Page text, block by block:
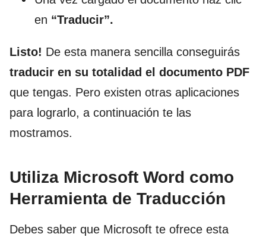
en “Traducir”.
Listo! De esta manera sencilla conseguirás
traducir en su totalidad el documento PDF
que tengas. Pero existen otras aplicaciones
para lograrlo, a continuación te las
mostramos.
Utiliza Microsoft Word como
Herramienta de Traducción
Debes saber que Microsoft te ofrece esta